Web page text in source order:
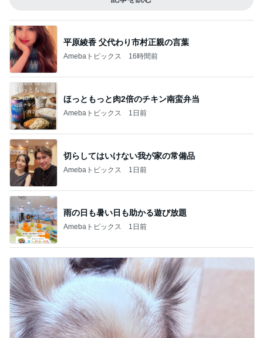
平原綾香 父代わり市村正親の言葉
Amebaトピックス 16時間前
ほっともっと肉2倍のチキン南蛮弁当
Amebaトピックス 1日前
切らしてはいけない我が家の常備品
Amebaトピックス 1日前
雨の日も暑い日も助かる遊び放題
Amebaトピックス 1日前